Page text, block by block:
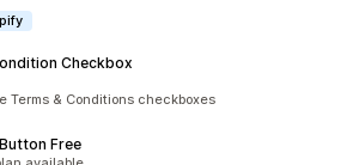
Checkbox
Terms & Conditions checkboxes
Free